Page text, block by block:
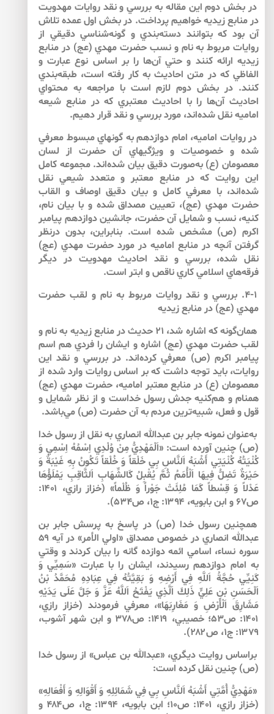
در بخش دوم اين مقاله به بررسي و نقد روايات مهدويت
در منابع زيديه خواهيم پرداخت. در بخش اول عمده تلاش
آن بود كه بتوانند دسته‌بندي و گونه‌شناسي دقيقي از
روايات مربوط به نام و نسب حضرت مهدي (عج) در منابع
زيديه ارائه كنند و حتي آن‌ها را بر اساس نوع عبارت و
الفاظي كه در متن احاديث به كار رفته است، طبقه‌بندي
كنند. در بخش دوم لازم است با مراجعه به محتواي
احاديث آن‌ها را با احاديث معتبري كه در منابع شيعه
اماميه نقل شده‌اند، مورد بررسي و نقد قرار دهيم.
در روايات اماميه، امام دوازدهم به گونه­اي مبسوط معرفي
شده و خصوصيات و ويژگي­هاي آن حضرت از لسان
معصومان (ع) به‌صورت دقيق بيان شده‌اند. مجموعه كامل
اين روايت كه در منابع معتبر و متعدد شيعي نقل
شده‌اند، با معرفي كامل و بيان دقيق اوصاف و القاب
حضرت مهدي (عج)، تعيين مصداق شده و با بيان نام،
كنيه، نسب و شمايل آن حضرت، جانشين دوازدهم پيامبر
اكرم (ص) مشخص شده است. بنابراين، بدون درنظر
گرفتن آنچه در منابع اماميه در مورد حضرت مهدي (عج)
نقل شده، بررسي و نقد احاديث مهدويت در ديگر
فرقه‌هاي اسلامي كاري ناقص و ابتر است.
۴-۱. بررسي و نقد روايات مربوط به نام و لقب حضرت
مهدي (عج) در منابع زيديه
همان‌گونه كه اشاره شد، ۲۱ حديث در منابع زيديه به نام و
لقب حضرت مهدي (عج) اشاره و ايشان را فردي هم اسم
پيامبر اكرم (ص) معرفي كرده‌اند. در بررسي و نقد اين
روايات، بايد توجه داشت كه بر اساس روايات وارد شده از
معصومان (ع) در منابع معتبر اماميه، حضرت مهدي (عج)
همنام و هم‌كنيه‌ جدش رسول خداست و از نظر شمايل و
قول و فعل، شبيه‌ترين مردم به آن حضرت (ص) مي‌باشد.
به‌عنوان نمونه جابر بن عبدالله انصاري به نقل از رسول خدا
(ص) چنين آورده است: «اَلْمَهْدِيُّ مِنْ وُلْدِي اِسْمُهُ اِسْمِي وَ
كُنْيَتُهُ كُنْيَتِي أَشْبَهُ اَلنَّاسِ بِي خَلْقاً وَ خُلْقاً تَكُونُ بِهِ غَيْبَةٌ وَ
حَيْرَةٌ تَضِلُّ فِيهَا اَلْأُمَمُ ثُمَّ يُقْبِلُ كَالشِّهَابِ اَلثَّاقِبِ يَمْلَؤُهَا
عَدْلاً وَ قِسْطاً كَمَا مُلِئَتْ جَوْراً وَ ظُلْماً» (خزاز رازي، ۱۴۰۱:
ص۶۷ و ابن بابويه، ۱۳۹۴: ج۱، ص۵۳۴).
همچنين رسول خدا (ص) در پاسخ به پرسش جابر بن
عبدالله انصاري در خصوص مصداق «اولي الأمر» در آيه ۵۹
سوره‌ نساء، اسامي ائمه‌ دوازده گانه را بيان كردند و وقتي
به امام دوازدهم رسيدند، ايشان را با عبارت «سَمِيِّي وَ
كَنِيِّي حُجَّةُ اَللَّهِ فِي أَرْضِهِ وَ بَقِيَّتُهُ فِي عِبَادِهِ مُحَمَّدُ بْنُ
اَلْحَسَنِ بْنِ عَلِيٍّ ذَلِكَ اَلَّذِي يَفْتَحُ اَللَّهُ عَزَّ وَ جَلَّ عَلَى يَدَيْهِ
مَشَارِقَ اَلْأَرْضِ وَ مَغَارِبَهَا»، معرفي فرمودند (خزاز رازي،
۱۴۰۱: ص۵۳؛ خصيبي، ۱۴۱۹: ص۳۷۸ و ابن شهر آشوب،
۱۳۷۹: ج۱، ص۲۸۲).
براساس روايت ديگري، «عبدالله بن عباس» از رسول خدا
(ص) چنين نقل كرده است:
«مَهْدِيُّ أُمَّتِي أَشْبَهُ اَلنَّاسِ بِي فِي شَمَائِلِهِ وَ أَقْوَالِهِ وَ أَفْعَالِهِ»
(خزاز رازي، ۱۴۰۱: ص۱۰؛ ابن بابويه، ۱۳۹۴: ج۱، ص۴۸۴ و